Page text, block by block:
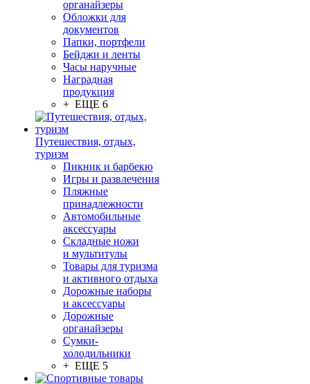
органайзеры
Обложки для
документов
Папки, портфели
Бейджи и ленты
Часы наручные
Наградная
продукция
+ ЕЩЕ 6
Путешествия, отдых,
туризм
Пикник и барбекю
Игры и развлечения
Пляжные
принадлежности
Автомобильные
аксессуары
Складные ножи
и мультитулы
Товары для туризма
и активного отдыха
Дорожные наборы
и аксессуары
Дорожные
органайзеры
Сумки-
холодильники
+ ЕЩЕ 5